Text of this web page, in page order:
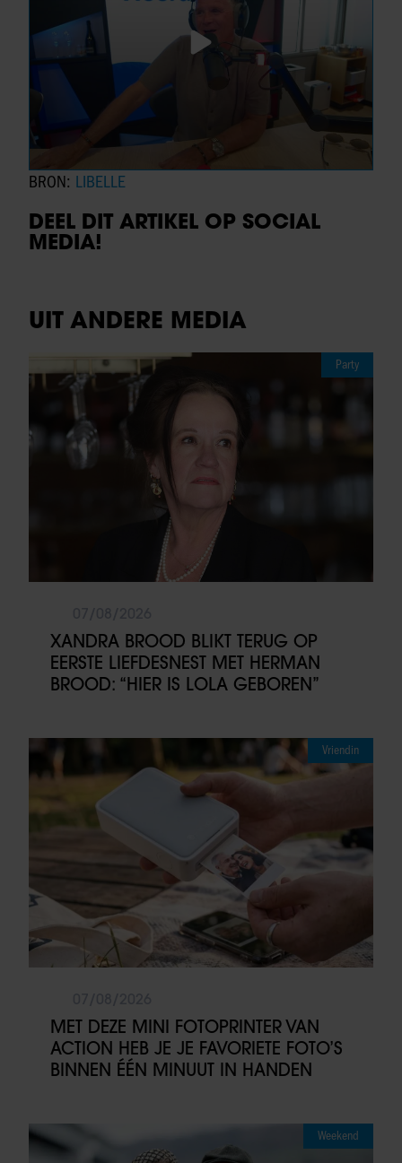
BRON: LIBELLE
DEEL DIT ARTIKEL OP SOCIAL
MEDIA!
UIT ANDERE MEDIA
Party
XANDRA BROOD BLIKT TERUG OP
EERSTE LIEFDESNEST MET HERMAN
BROOD: “HIER IS LOLA GEBOREN”
Vriendin
MET DEZE MINI FOTOPRINTER VAN
ACTION HEB JE JE FAVORIETE FOTO’S
BINNEN ÉÉN MINUUT IN HANDEN
Weekend